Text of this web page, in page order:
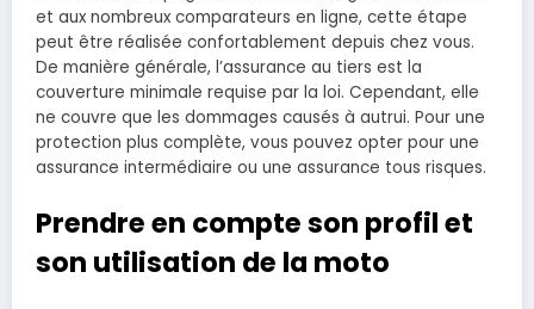
et aux nombreux comparateurs en ligne, cette étape
peut être réalisée confortablement depuis chez vous.
De manière générale, l’assurance au tiers est la
couverture minimale requise par la loi. Cependant, elle
ne couvre que les dommages causés à autrui. Pour une
protection plus complète, vous pouvez opter pour une
assurance intermédiaire ou une assurance tous risques.
Prendre en compte son profil et
son utilisation de la moto